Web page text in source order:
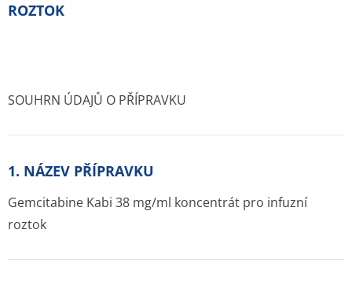
ROZTOK
SOUHRN ÚDAJŮ O PŘÍPRAVKU
1. NÁZEV PŘÍPRAVKU
Gemcitabine Kabi 38 mg/ml koncentrát pro infuzní
roztok